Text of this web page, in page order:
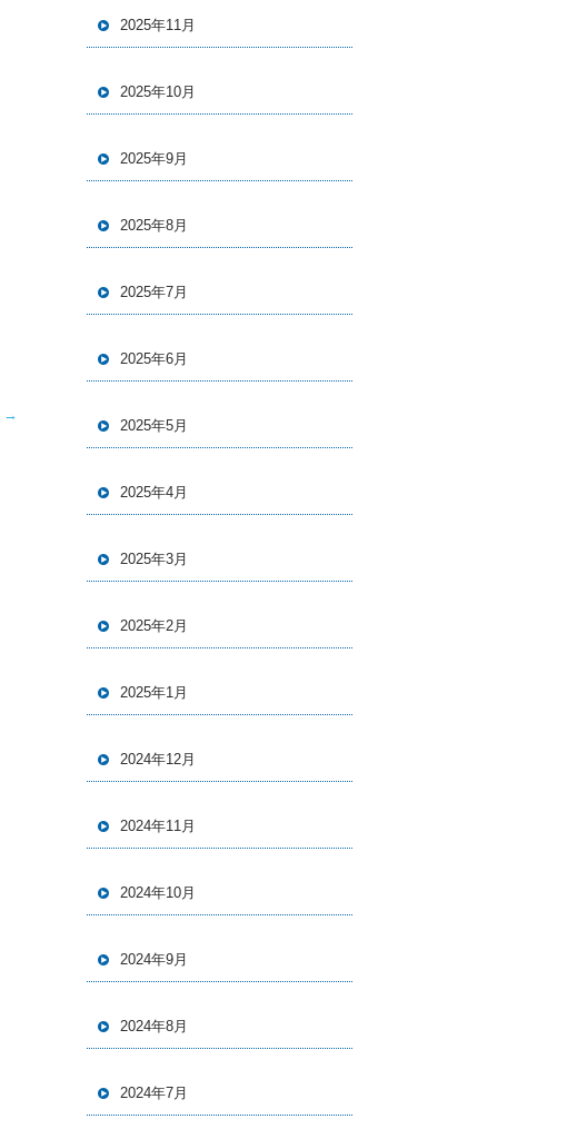
→
2025年11月
2025年10月
2025年9月
2025年8月
2025年7月
2025年6月
2025年5月
2025年4月
2025年3月
2025年2月
2025年1月
2024年12月
2024年11月
2024年10月
2024年9月
2024年8月
2024年7月